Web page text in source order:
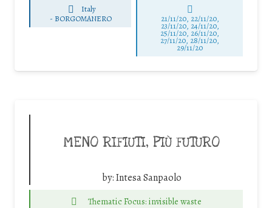
Italy
- BORGOMANERO 21/11/20, 22/11/20,
23/11/20, 24/11/20,
25/11/20, 26/11/20,
27/11/20, 28/11/20,
29/11/20
MENO RIFIUTI, PIÙ FUTURO
by:Intesa Sanpaolo
Thematic Focus: invisible waste